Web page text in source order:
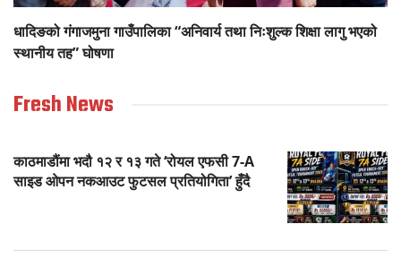
धादिङको गंगाजमुना गाउँपालिका “अनिवार्य तथा निःशुल्क शिक्षा लागु भएको
स्थानीय तह” घोषणा
Fresh News
काठमाडौंमा भदौ १२ र १३ गते ‘रोयल एफसी 7-A
साइड ओपन नकआउट फुटसल प्रतियोगिता’ हुँदै